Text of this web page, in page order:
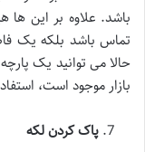
باشد. علاوه بر این ها
تماس باشد بلکه یک
حالا می توانید یک
بازار موجود است،
پاک کردن لکه